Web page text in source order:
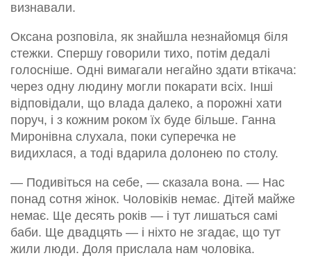
визнавали.
Оксана розповіла, як знайшла незнайомця біля
стежки. Спершу говорили тихо, потім дедалі
голосніше. Одні вимагали негайно здати втікача:
через одну людину могли покарати всіх. Інші
відповідали, що влада далеко, а порожні хати
поруч, і з кожним роком їх буде більше. Ганна
Миронівна слухала, поки суперечка не
видихлася, а тоді вдарила долонею по столу.
— Подивіться на себе, — сказала вона. — Нас
понад сотня жінок. Чоловіків немає. Дітей майже
немає. Ще десять років — і тут лишаться самі
баби. Ще двадцять — і ніхто не згадає, що тут
жили люди. Доля прислала нам чоловіка.